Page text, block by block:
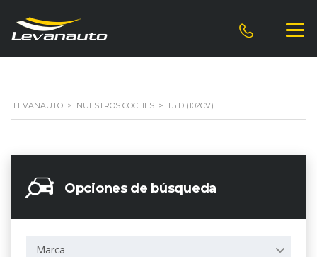
LEVANAUTO > NUESTROS COCHES > 1.5 D (102CV)
Opciones de búsqueda
Marca